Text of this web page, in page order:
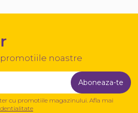
noastre
cu promotiile magazinului. Afla mai